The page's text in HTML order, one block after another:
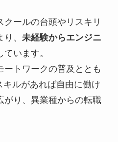
ールの台頭やリスキリ
、 未経験からエンジニ
ています。
トワークの普及ととも
ルがあれば自由に働け
がり、異業種からの転職